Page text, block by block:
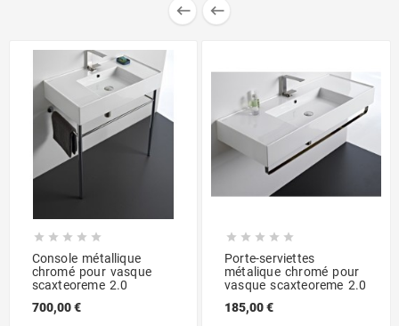
 
    
Console métallique
chromé pour vasque
scaxteoreme 2.0
700,00 €
    
Porte-serviettes
métalique chromé pour
vasque scaxteoreme 2.0
185,00 €